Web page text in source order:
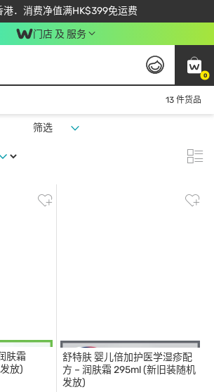
港．消费净值满HK$399免运费
即成为易赏钱会员尽享独家优惠
下单买满$450 输入 NEWAPP 即减$50
门店 及 服务
0
13 件货品
筛选
肤霜
放)
舒特肤婴儿倍加护医学湿疹配
方 – 润肤霜 295ml (新旧装随机
发放)